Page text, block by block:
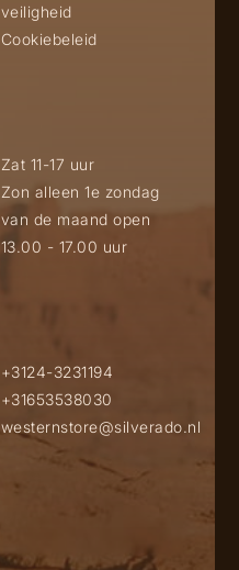
veiligheid
Cookiebeleid
Zat 11-17 uur
Zon alleen 1e zondag
van de maand open
13.00 - 17.00 uur
+3124-3231194
+31653538030
westernstore@silverado.nl